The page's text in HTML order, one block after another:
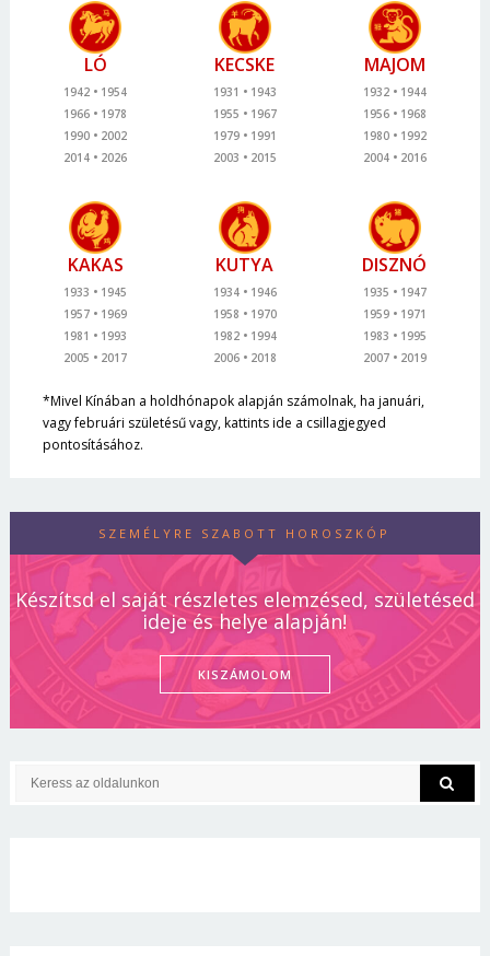
LÓ
1942
1954
1966
1978
1990
2002
2014
2026
KECSKE
1931
1943
1955
1967
1979
1991
2003
2015
MAJOM
1932
1944
1956
1968
1980
1992
2004
2016
KAKAS
1933
1945
1957
1969
1981
1993
2005
2017
KUTYA
1934
1946
1958
1970
1982
1994
2006
2018
DISZNÓ
1935
1947
1959
1971
1983
1995
2007
2019
*Mivel Kínában a holdhónapok alapján számolnak, ha januári,
vagy februári születésű vagy, kattints ide a csillagjegyed
pontosításához.
SZEMÉLYRE SZABOTT HOROSZKÓP
Készítsd el saját részletes elemzésed, születésed
ideje és helye alapján!
KISZÁMOLOM